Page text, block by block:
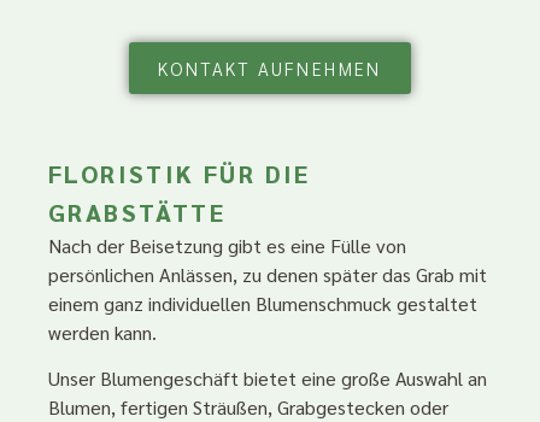
KONTAKT AUFNEHMEN
FLORISTIK FÜR DIE
GRABSTÄTTE
Nach der Beisetzung gibt es eine Fülle von
persönlichen Anlässen, zu denen später das Grab mit
einem ganz individuellen Blumenschmuck gestaltet
werden kann.
Unser Blumengeschäft bietet eine große Auswahl an
Blumen, fertigen Sträußen, Grabgestecken oder